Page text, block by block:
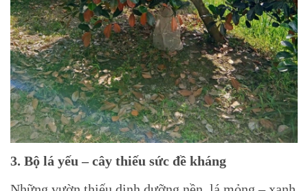
3. Bộ lá yếu – cây thiếu sức đề kháng